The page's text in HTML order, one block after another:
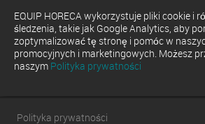
URZĄDZENIA CHŁODNICZE
URZĄDZENIA DO SERWOWANIA GOTOWYCH
ZMYWARKI
Polityka prywatności
EQUIP HORECA wykorzystuje pliki cookie i
śledzenia, takie jak Google Analytics, aby
zoptymalizować tę stronę i pomóc w
promocyjnych i marketingowych. Możesz
naszym Polityka prywatności